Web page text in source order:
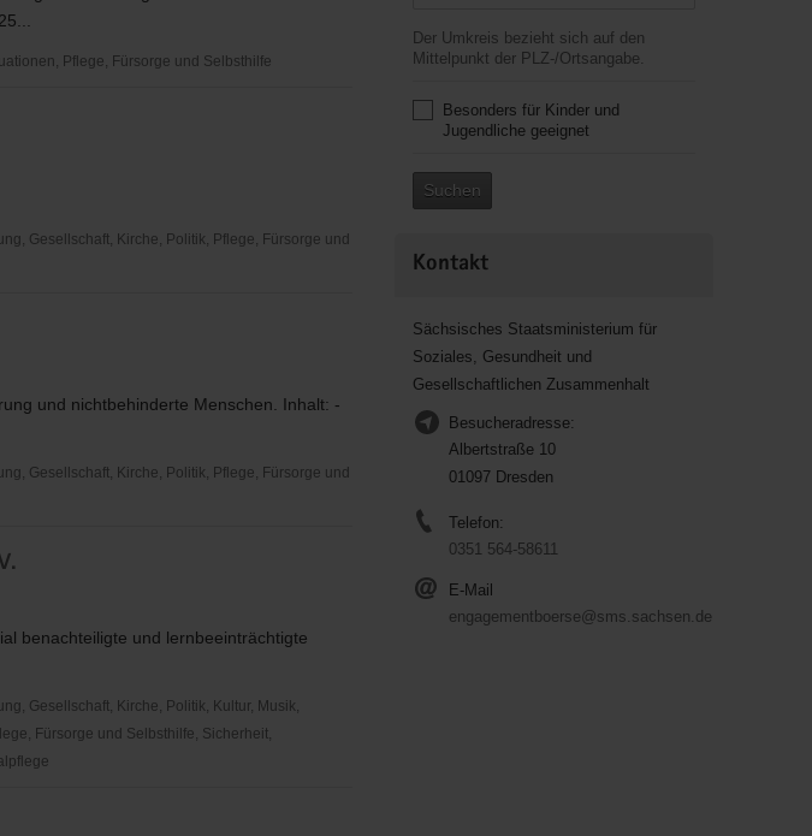
Pflege, Fürsorge und Selbsthilfe
Gesellschaft, Kirche, Politik, Pflege, Fürsorge und
und nichtbehinderte Menschen. Inhalt: -
Gesellschaft, Kirche, Politik, Pflege, Fürsorge und
benachteiligte und lernbeeinträchtigte
Gesellschaft, Kirche, Politik, Kultur, Musik,
Fürsorge und Selbsthilfe, Sicherheit,
Der Umkreis bezieht sich auf den
Mittelpunkt der PLZ-/Ortsangabe.
Besonders für Kinder und
Jugendliche geeignet
Suchen
Kontakt
Sächsisches Staatsministerium für
Soziales, Gesundheit und
Gesellschaftlichen Zusammenhalt
Besucheradresse:
Albertstraße 10
01097 Dresden
Telefon:
0351 564-58611
E-Mail
engagementboerse@sms.sachsen.de